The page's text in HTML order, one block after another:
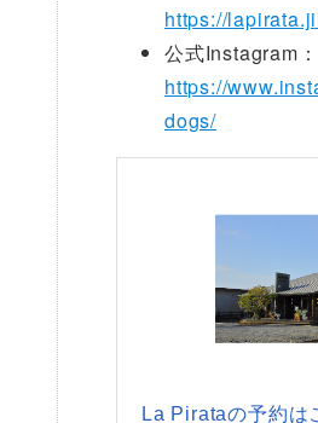
https://
公式Instagram：
https://
dogs/
La Pirataの予約は